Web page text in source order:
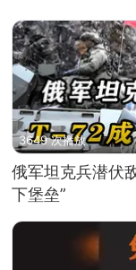
3649 次播放
俄军坦克兵潜伏
下堡垒”